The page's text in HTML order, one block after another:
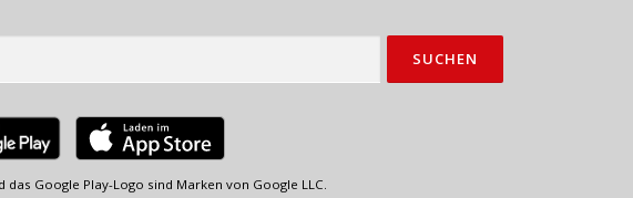
das Google Play-Logo sind Marken von Google LLC.